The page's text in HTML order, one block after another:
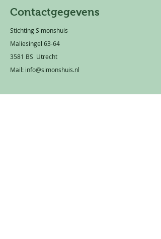
Contactgegevens
Stichting Simonshuis
Maliesingel 63-64
3581 BS Utrecht
Mail: info@simonshuis.nl